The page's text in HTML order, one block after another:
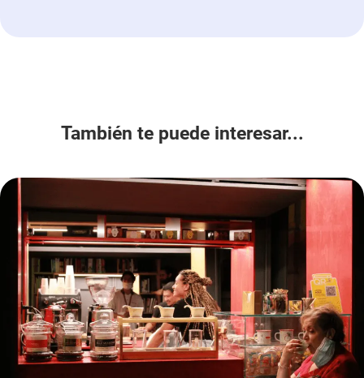
También te puede interesar...